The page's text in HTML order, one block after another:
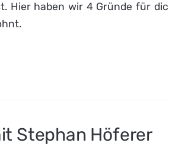
Hier haben wir 4 Gründe für
Stephan Höferer